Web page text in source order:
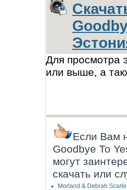
Для просмотра
или выше, а
Если Вам
Goodbye To
могут
скачать или
Morland & Debrah